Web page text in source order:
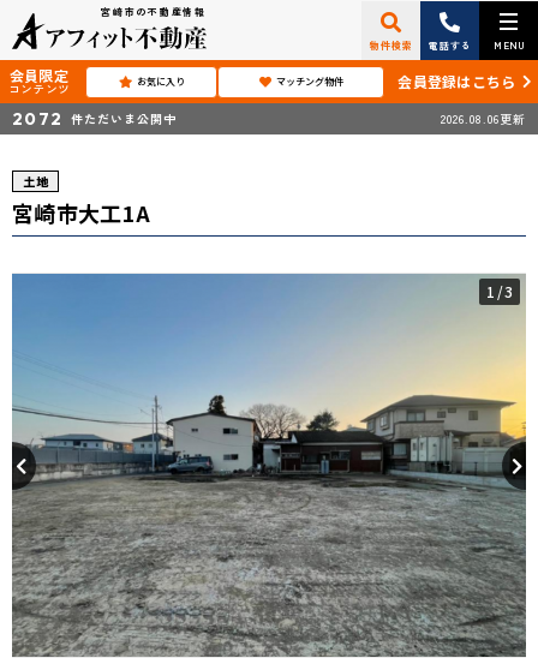
宮崎市の不動産情報
物件検索 電話する MENU
会員限定
コンテンツ お気に入り マッチング物件 会員登録はこちら
2072 件ただいま公開中 2026.08.06更新
土地
宮崎市大工1A
1 /3